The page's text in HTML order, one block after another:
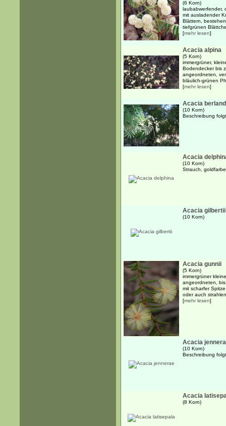
(6 Korn)
laubabwerfender,
mit ausladender
Blättern,
tiefgrünen
[mehr lesen]
Acacia alpina
(5 Korn)
immergrüner,
Bodendecker bis
angeordneten,
bläulich-grünen
[mehr lesen]
Acacia
(10 Korn)
Beschreibung
Acacia
(10 Korn)
Strauch,
Acacia gilbertii
(10 Korn)
Acacia gunnii
(5 Korn)
immergrüner
angeordneten,
mit scharfer
oder auch
[mehr lesen]
Acacia
(10 Korn)
Beschreibung
Acacia
(8 Korn)